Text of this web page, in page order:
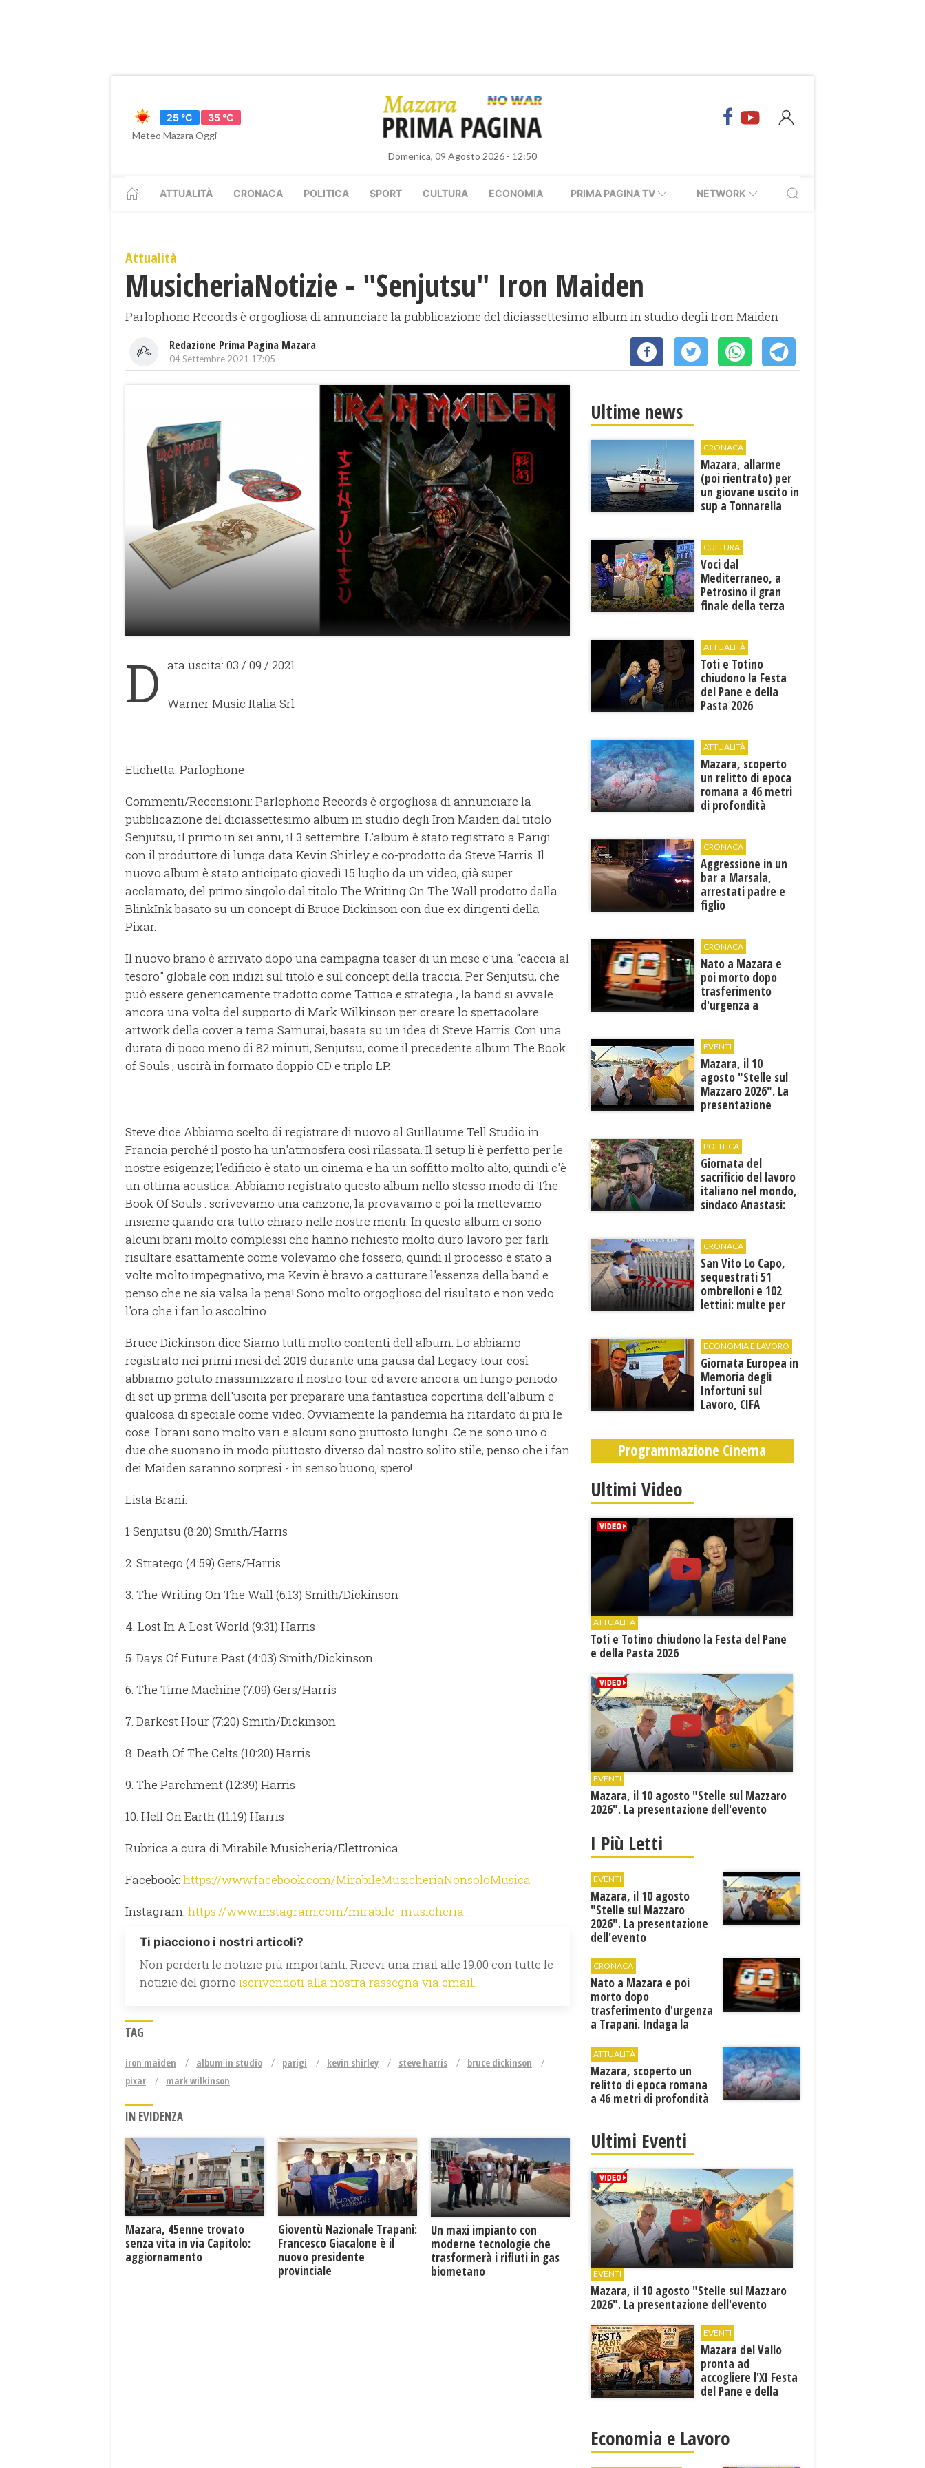
25 °C
35 °C
Meteo Mazara Oggi
Domenica, 09 Agosto 2026 - 12:50
ATTUALITÀ CRONACA POLITICA SPORT CULTURA ECONOMIA PRIMA PAGINA TV NETWORK
Attualità
MusicheriaNotizie - "Senjutsu" Iron Maiden
Parlophone Records è orgogliosa di annunciare la pubblicazione del diciassettesimo album in studio degli Iron Maiden
Redazione Prima Pagina Mazara
04 Settembre 2021 17:05
D ata uscita: 03 / 09 / 2021
Warner Music Italia Srl
Etichetta: Parlophone
Commenti/Recensioni: Parlophone Records è orgogliosa di annunciare la
pubblicazione del diciassettesimo album in studio degli Iron Maiden dal titolo
Senjutsu, il primo in sei anni, il 3 settembre. L'album è stato registrato a Parigi
con il produttore di lunga data Kevin Shirley e co-prodotto da Steve Harris. Il
nuovo album è stato anticipato giovedì 15 luglio da un video, già super
acclamato, del primo singolo dal titolo The Writing On The Wall prodotto dalla
BlinkInk basato su un concept di Bruce Dickinson con due ex dirigenti della
Pixar.
Il nuovo brano è arrivato dopo una campagna teaser di un mese e una "caccia al
tesoro" globale con indizi sul titolo e sul concept della traccia. Per Senjutsu, che
può essere genericamente tradotto come Tattica e strategia , la band si avvale
ancora una volta del supporto di Mark Wilkinson per creare lo spettacolare
artwork della cover a tema Samurai, basata su un idea di Steve Harris. Con una
durata di poco meno di 82 minuti, Senjutsu, come il precedente album The Book
of Souls , uscirà in formato doppio CD e triplo LP.
Steve dice Abbiamo scelto di registrare di nuovo al Guillaume Tell Studio in
Francia perché il posto ha un'atmosfera così rilassata. Il setup li è perfetto per le
nostre esigenze; l'edificio è stato un cinema e ha un soffitto molto alto, quindi c'è
un ottima acustica. Abbiamo registrato questo album nello stesso modo di The
Book Of Souls : scrivevamo una canzone, la provavamo e poi la mettevamo
insieme quando era tutto chiaro nelle nostre menti. In questo album ci sono
alcuni brani molto complessi che hanno richiesto molto duro lavoro per farli
risultare esattamente come volevamo che fossero, quindi il processo è stato a
volte molto impegnativo, ma Kevin è bravo a catturare l'essenza della band e
penso che ne sia valsa la pena! Sono molto orgoglioso del risultato e non vedo
l'ora che i fan lo ascoltino.
Bruce Dickinson dice Siamo tutti molto contenti dell album. Lo abbiamo
registrato nei primi mesi del 2019 durante una pausa dal Legacy tour così
abbiamo potuto massimizzare il nostro tour ed avere ancora un lungo periodo
di set up prima dell'uscita per preparare una fantastica copertina dell'album e
qualcosa di speciale come video. Ovviamente la pandemia ha ritardato di più le
cose. I brani sono molto vari e alcuni sono piuttosto lunghi. Ce ne sono uno o
due che suonano in modo piuttosto diverso dal nostro solito stile, penso che i fan
dei Maiden saranno sorpresi - in senso buono, spero!
Lista Brani:
1 Senjutsu (8:20) Smith/Harris
2. Stratego (4:59) Gers/Harris
3. The Writing On The Wall (6:13) Smith/Dickinson
4. Lost In A Lost World (9:31) Harris
5. Days Of Future Past (4:03) Smith/Dickinson
6. The Time Machine (7:09) Gers/Harris
7. Darkest Hour (7:20) Smith/Dickinson
8. Death Of The Celts (10:20) Harris
9. The Parchment (12:39) Harris
10. Hell On Earth (11:19) Harris
Rubrica a cura di Mirabile Musicheria/Elettronica
Facebook: https://www.facebook.com/MirabileMusicheriaNonsoloMusica
Instagram: https://www.instagram.com/mirabile_musicheria_
Ti piacciono i nostri articoli?
Non perderti le notizie più importanti. Ricevi una mail alle 19.00 con tutte le
notizie del giorno iscrivendoti alla nostra rassegna via email.
TAG
iron maiden album in studio parigi kevin shirley steve harris
bruce dickinson
pixar
mark wilkinson
IN EVIDENZA
Mazara, 45enne trovato
senza vita in via Capitolo:
aggiornamento
Gioventù Nazionale Trapani:
Francesco Giacalone è il
nuovo presidente
provinciale
Un maxi impianto con
moderne tecnologie che
trasformerà i rifiuti in gas
biometano
Ultime news
CRONACA
Mazara, allarme
(poi rientrato) per
un giovane uscito in
sup a Tonnarella
CULTURA
Voci dal
Mediterraneo, a
Petrosino il gran
finale della terza
ATTUALITÀ
Toti e Totino
chiudono la Festa
del Pane e della
Pasta 2026
ATTUALITÀ
Mazara, scoperto
un relitto di epoca
romana a 46 metri
di profondità
CRONACA
Aggressione in un
bar a Marsala,
arrestati padre e
figlio
CRONACA
Nato a Mazara e
poi morto dopo
trasferimento
d'urgenza a
EVENTI
Mazara, il 10
agosto "Stelle sul
Mazzaro 2026". La
presentazione
POLITICA
Giornata del
sacrificio del lavoro
italiano nel mondo,
sindaco Anastasi:
presente”
CRONACA
San Vito Lo Capo,
sequestrati 51
ombrelloni e 102
lettini: multe per
ECONOMIA E LAVORO
Giornata Europea in
Memoria degli
Infortuni sul
Lavoro, CIFA
tradursi in
prevenzione”
Programmazione Cinema
Ultimi Video
ATTUALITÀ
Toti e Totino chiudono la Festa del Pane
e della Pasta 2026
EVENTI
Mazara, il 10 agosto "Stelle sul Mazzaro
2026". La presentazione dell'evento
I Più Letti
EVENTI
Mazara, il 10 agosto
"Stelle sul Mazzaro
2026". La presentazione
dell'evento
CRONACA
Nato a Mazara e poi
morto dopo
trasferimento d'urgenza
a Trapani. Indaga la
ATTUALITÀ
Mazara, scoperto un
relitto di epoca romana
a 46 metri di profondità
Ultimi Eventi
EVENTI
Mazara, il 10 agosto "Stelle sul Mazzaro
2026". La presentazione dell'evento
EVENTI
Mazara del Vallo
pronta ad
accogliere l'XI Festa
del Pane e della
Economia e Lavoro